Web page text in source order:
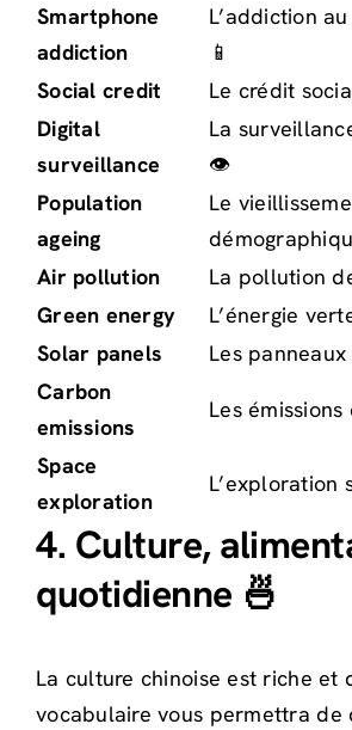
Smartphone
addiction
L’addiction
📱
Social credit
Le crédit
Digital
surveillance
La
👁️
Population
ageing
Le
Air pollution
La pollution
Green energy
L’énergie
Solar panels
Les
Carbon
emissions
Les
Space
exploration
L’exploration
4. Culture,
quotidienne 🍜
La culture chinoise est riche et
vocabulaire vous permettra de